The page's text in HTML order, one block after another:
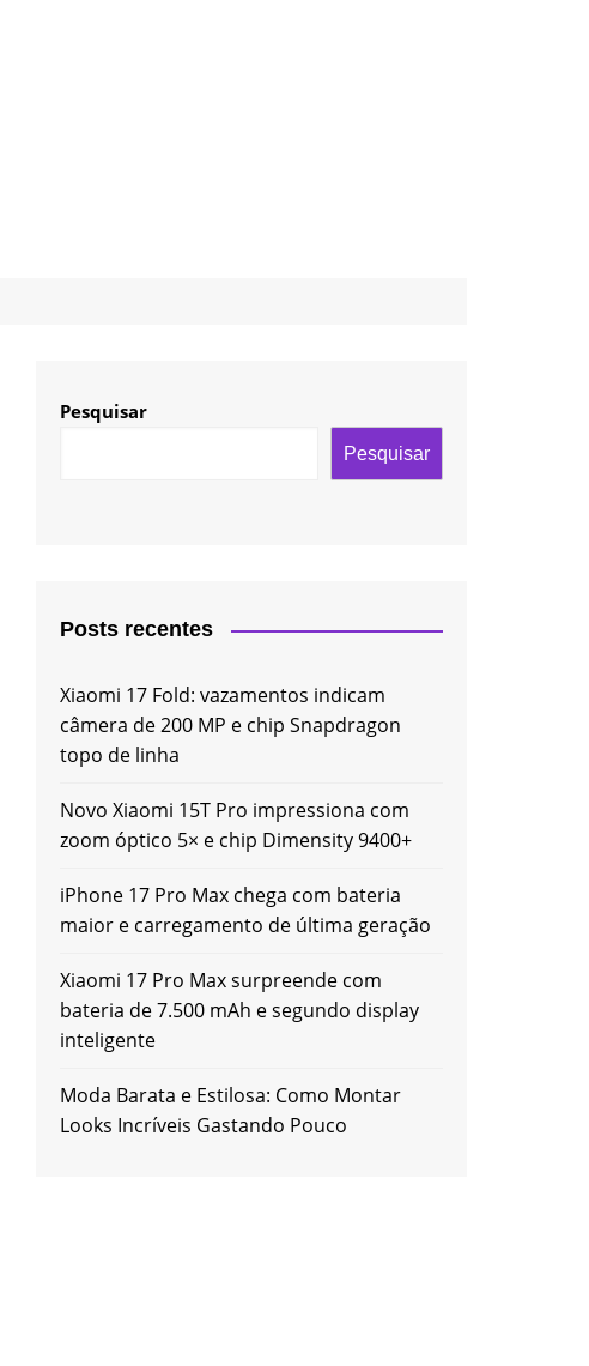
Pesquisar
Pesquisar
Posts recentes
Xiaomi 17 Fold: vazamentos indicam
câmera de 200 MP e chip Snapdragon
topo de linha
Novo Xiaomi 15T Pro impressiona com
zoom óptico 5× e chip Dimensity 9400+
iPhone 17 Pro Max chega com bateria
maior e carregamento de última geração
Xiaomi 17 Pro Max surpreende com
bateria de 7.500 mAh e segundo display
inteligente
Moda Barata e Estilosa: Como Montar
Looks Incríveis Gastando Pouco